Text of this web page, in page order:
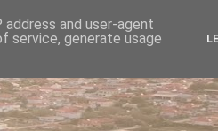
and user-agent
service, generate usage